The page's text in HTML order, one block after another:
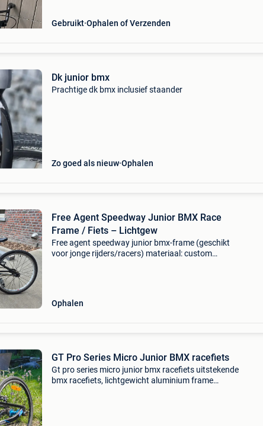
Gebruikt Ophalen of Verzenden
Dk junior bmx
Prachtige dk bmx inclusief staander
Zo goed als nieuw Ophalen
Free Agent Speedway Junior BMX Race
Frame / Fiets – Lichtgew
Free agent speedway junior bmx-frame (geschikt
voor jonge rijders/racers) materiaal: custom
Ophalen
GT Pro Series Micro Junior BMX racefiets
Gt pro series micro junior bmx racefiets uitstekende
bmx racefiets, lichtgewicht aluminium frame